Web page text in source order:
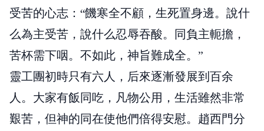
受苦的心志：“饑寒全不顧，生死置身邊。說什
么為主受苦，說什么忍辱吞酸。同負主軛擔，
苦杯需下咽。不如此，神旨難成全。”
靈工團初時只有六人，后來逐漸發展到百余
人。大家有飯同吃，凡物公用，生活雖然非常
艱苦，但神的同在使他們倍得安慰。趙西門分